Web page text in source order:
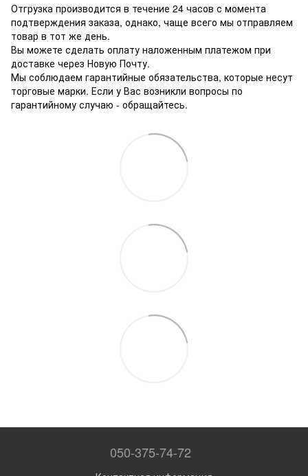
Отгрузка производится в течение 24 часов с момента
подтверждения заказа, однако, чаще всего мы отправляем
товар в тот же день.
Вы можете сделать оплату наложенным платежом при
доставке через Новую Почту.
Мы соблюдаем гарантийные обязательства, которые несут
торговые марки. Если у Вас возникли вопросы по
гарантийному случаю - обращайтесь.
050-375-74-72